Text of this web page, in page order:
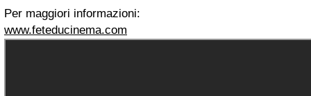
Per maggiori informazioni:
www.feteducinema.com